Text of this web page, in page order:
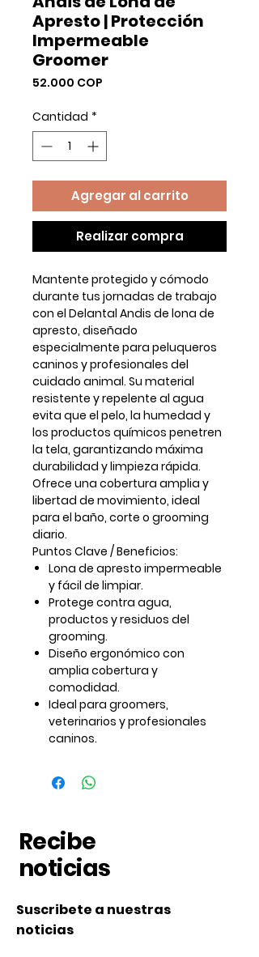
Apresto | Protección
Impermeable
Groomer
52.000 COP
Cantidad *
Agregar al carrito
Realizar compra
Mantente protegido y cómodo
durante tus jornadas de trabajo
con el Delantal Andis de lona de
apresto, diseñado
especialmente para peluqueros
caninos y profesionales del
cuidado animal. Su material
resistente y repelente al agua
evita que el pelo, la humedad y
los productos químicos penetren
la tela, garantizando máxima
durabilidad y limpieza rápida.
Ofrece una cobertura amplia y
libertad de movimiento, ideal
para el baño, corte o grooming
diario.
Puntos Clave / Beneficios:
Lona de apresto impermeable
y fácil de limpiar.
Protege contra agua,
productos y residuos del
grooming.
Diseño ergonómico con
amplia cobertura y
comodidad.
Ideal para groomers,
veterinarios y profesionales
caninos.
Recibe
noticias
Suscribete a nuestras
noticias